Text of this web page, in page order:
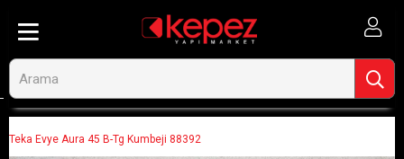
Teka Evye Aura 45 B-Tg Kumbeji 88392